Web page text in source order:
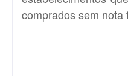
comprados sem nota